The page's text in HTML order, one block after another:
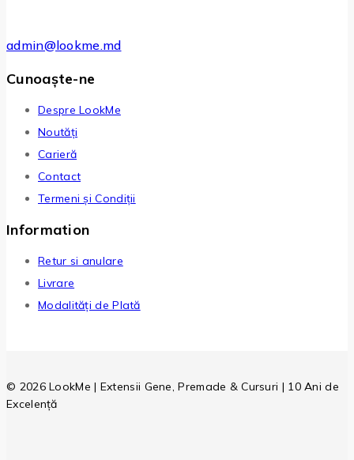
admin@lookme.md
Cunoaște-ne
Despre LookMe
Noutăți
Carieră
Contact
Termeni și Condiții
Information
Retur si anulare
Livrare
Modalități de Plată
© 2026 LookMe | Extensii Gene, Premade & Cursuri | 10 Ani de
Excelență